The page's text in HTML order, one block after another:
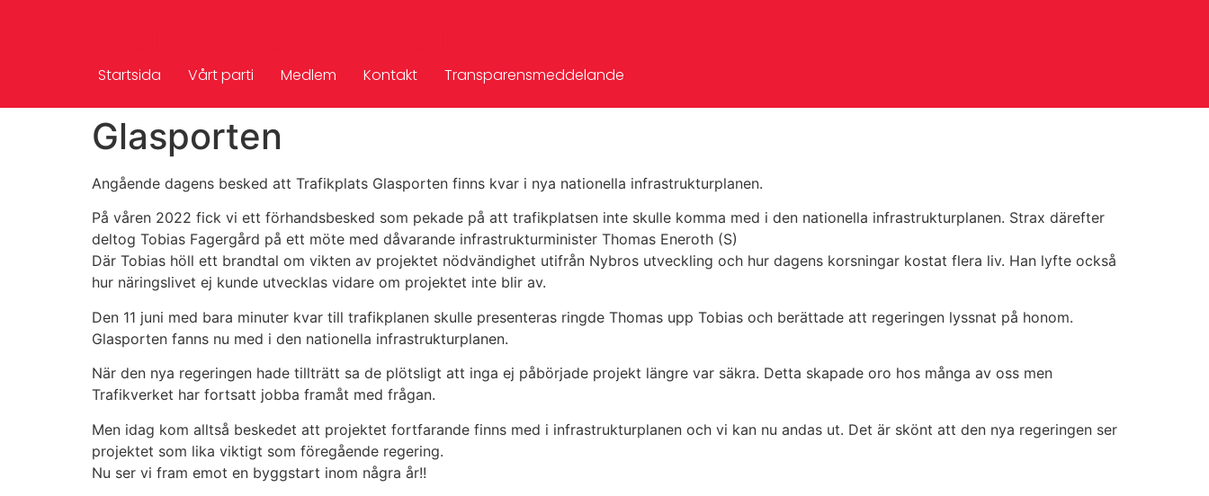
Startsida Vårt parti Medlem Kontakt Transparensmeddelande
Glasporten
Angående dagens besked att Trafikplats Glasporten finns kvar i nya nationella infrastrukturplanen.
På våren 2022 fick vi ett förhandsbesked som pekade på att trafikplatsen inte skulle komma med i den nationella infrastrukturplanen. Strax därefter
deltog Tobias Fagergård på ett möte med dåvarande infrastrukturminister Thomas Eneroth (S)
Där Tobias höll ett brandtal om vikten av projektet nödvändighet utifrån Nybros utveckling och hur dagens korsningar kostat flera liv. Han lyfte också
hur näringslivet ej kunde utvecklas vidare om projektet inte blir av.
Den 11 juni med bara minuter kvar till trafikplanen skulle presenteras ringde Thomas upp Tobias och berättade att regeringen lyssnat på honom.
Glasporten fanns nu med i den nationella infrastrukturplanen.
När den nya regeringen hade tillträtt sa de plötsligt att inga ej påbörjade projekt längre var säkra. Detta skapade oro hos många av oss men
Trafikverket har fortsatt jobba framåt med frågan.
Men idag kom alltså beskedet att projektet fortfarande finns med i infrastrukturplanen och vi kan nu andas ut. Det är skönt att den nya regeringen ser
projektet som lika viktigt som föregående regering.
Nu ser vi fram emot en byggstart inom några år!!